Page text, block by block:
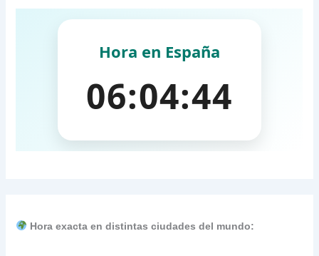
Hora exacta en distintas ciudades del mundo: